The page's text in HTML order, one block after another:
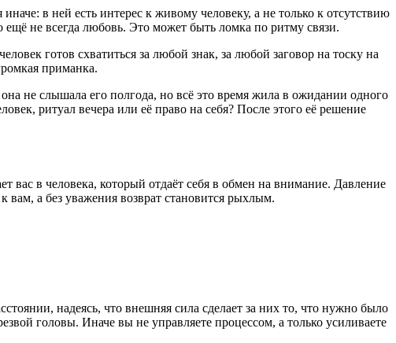
в ней есть интерес к живому человеку, а не только к отсутствию
не всегда любовь. Это может быть ломка по ритму связи.
готов схватиться за любой знак, за любой заговор на тоску на
приманка.
не слышала его полгода, но всё это время жила в ожидании одного
ритуал вечера или её право на себя? После этого её решение
вас в человека, который отдаёт себя в обмен на внимание. Давление
а без уважения возврат становится рыхлым.
надеясь, что внешняя сила сделает за них то, что нужно было
головы. Иначе вы не управляете процессом, а только усиливаете